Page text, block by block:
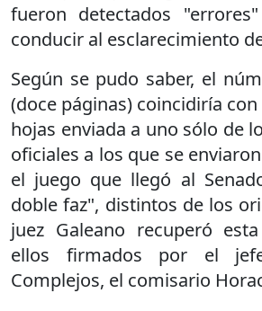
fueron detectados
conducir al esclarecimiento
Según se pudo saber, el
(doce páginas) coincidiría
hojas enviada a uno sólo de
oficiales a los que se
el juego que llegó al
doble faz", distintos de los
juez Galeano recuperó
ellos firmados por el
Complejos, el comisario